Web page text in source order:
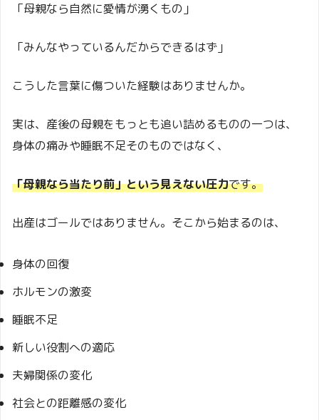
「母親なら自然に愛情が湧くもの」
「みんなやっているんだからできるはず」
こうした言葉に傷ついた経験はありませんか。
実は、産後の母親をもっとも追い詰めるものの一つは、
身体の痛みや睡眠不足そのものではなく、
「母親なら当たり前」という見えない圧力です。
出産はゴールではありません。そこから始まるのは、
身体の回復
ホルモンの激変
睡眠不足
新しい役割への適応
夫婦関係の変化
社会との距離感の変化